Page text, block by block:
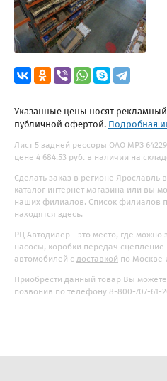
Указанные цены носят рекламный
публичной офертой. Подробная
Лист 5 задней рессоры ОАО МРЗ
цене 4 684.53 руб. в наличии на
Сделать заказ в регионе Ярославль
каталог интернет магазина или вы
наших филиалов. Список филиалов
находятся здесь.
РЦ Автодилер - это место, где можно
насосы, коробки передач сцепление
автомобилей с доставкой по Москве
Приобрести данный товар Вы
позвонив по телефону 8-800-707-61-